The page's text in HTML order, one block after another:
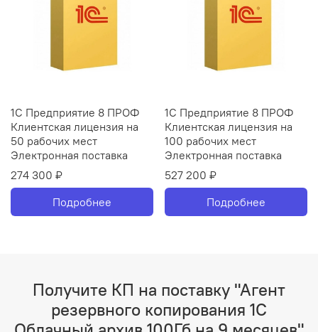
1С Предприятие 8 ПРОФ
Клиентская лицензия на
50 рабочих мест
Электронная поставка
274 300 ₽
Подробнее
1С Предприятие 8 ПРОФ
Клиентская лицензия на
100 рабочих мест
Электронная поставка
527 200 ₽
Подробнее
Получите КП на поставку "Агент
резервного копирования 1С